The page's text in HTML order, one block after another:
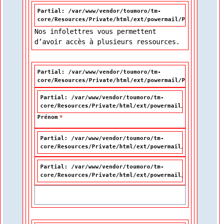
Partial: /var/www/vendor/toumoro/tm-
core/Resources/Private/html/ext/powermail/Partials/
Nos infolettres vous permettent
d’avoir accès à plusieurs ressources.
Partial: /var/www/vendor/toumoro/tm-
core/Resources/Private/html/ext/powermail/Partials/
Partial: /var/www/vendor/toumoro/tm-
core/Resources/Private/html/ext/powermail/Partials/
Prénom*
Partial: /var/www/vendor/toumoro/tm-
core/Resources/Private/html/ext/powermail/Partials/
Partial: /var/www/vendor/toumoro/tm-
core/Resources/Private/html/ext/powermail/Partials/